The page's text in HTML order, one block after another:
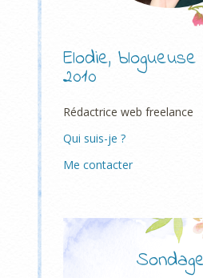
Elodie,
2010
Rédactrice web freelance
Qui suis-je ?
Me contacter